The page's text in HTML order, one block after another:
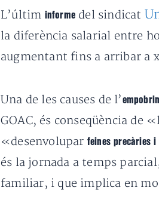
L’últim informe del sindicat
la diferència salarial entre
augmentant fins a arribar a
Una de les causes de l’
GOAC, és conseqüència de
«desenvolupar feines precàries
és la jornada a temps
familiar, i que implica en